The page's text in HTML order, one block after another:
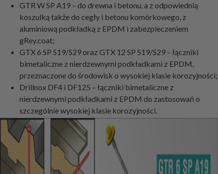
GTR W SP A19 – do drewna i betonu, a z odpowiednią
koszulką także do cegły i betonu komórkowego, z
aluminiową podkładką z EPDM i zabezpieczeniem
gRey.coat;
GTX 6 SP S19/S29 oraz GTX 12 SP S19/S29 – łączniki
bimetaliczne z nierdzewnymi podkładkami z EPDM,
przeznaczone do środowisk o wysokiej klasie korozyjności;
Drillnox DF4 i DF125 – łączniki bimetaliczne z
nierdzewnymi podkładkami z EPDM do zastosowań o
szczególnie wysokiej klasie korozyjności.